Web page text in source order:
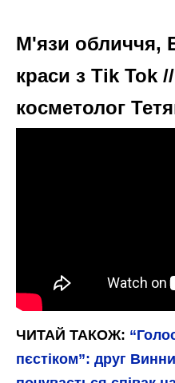
М'язи обличчя,
краси з Tik Tok
косметолог
ЧИТАЙ ТАКОЖ:
пєстіком”: друг